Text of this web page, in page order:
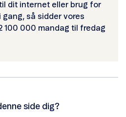
dit internet eller brug for
så sidder vores
100 000 mandag til fredag
side dig?